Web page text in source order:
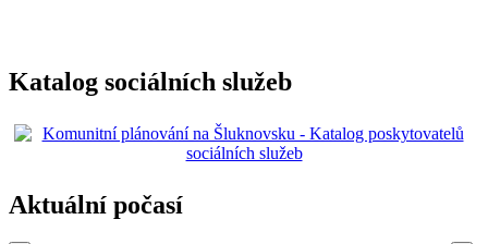
Katalog sociálních služeb
Aktuální počasí